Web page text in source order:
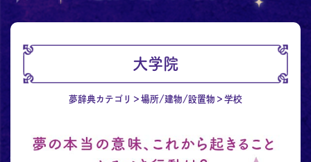
大学院
夢辞典カテゴリ 場所/建物/設置物 学校